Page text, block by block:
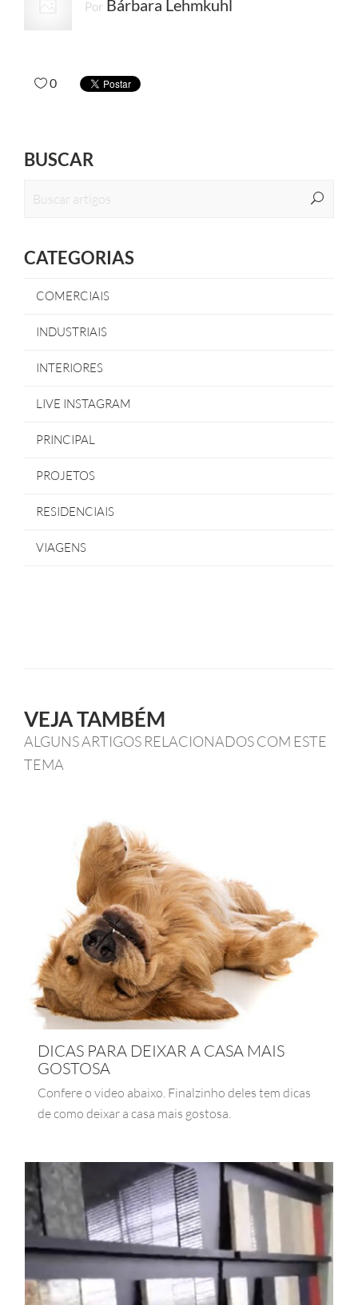
Por Bárbara Lehmkuhl
0
BUSCAR
CATEGORIAS
COMERCIAIS
INDUSTRIAIS
INTERIORES
LIVE INSTAGRAM
PRINCIPAL
PROJETOS
RESIDENCIAIS
VIAGENS
VEJA TAMBÉM
ALGUNS ARTIGOS RELACIONADOS COM ESTE
TEMA
DICAS PARA DEIXAR A CASA MAIS
GOSTOSA
Confere o video abaixo. Finalzinho deles tem dicas
de como deixar a casa mais gostosa.